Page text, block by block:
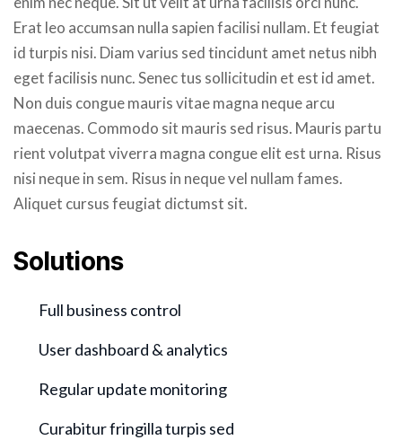
Erat leo accumsan nulla sapien facilisi nullam. Et feugiat
id turpis nisi. Diam varius sed tincidunt amet netus nibh
eget facilisis nunc. Senec tus sollicitudin et est id amet.
Non duis congue mauris vitae magna neque arcu
maecenas. Commodo sit mauris sed risus. Mauris partu
rient volutpat viverra magna congue elit est urna. Risus
nisi neque in sem. Risus in neque vel nullam fames.
Aliquet cursus feugiat dictumst sit.
Solutions
Full business control
User dashboard & analytics
Regular update monitoring
Curabitur fringilla turpis sed